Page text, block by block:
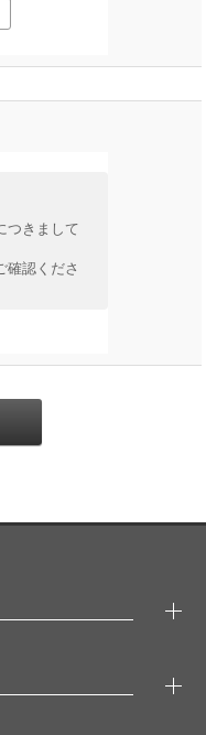
つきまして
確認くださ